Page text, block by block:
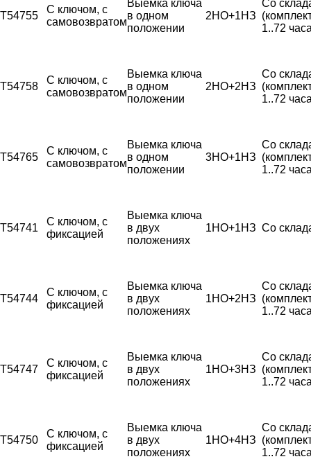
T54755
С ключом, с
самовозвратом
Выемка ключа
в одном
положении
2НО+1НЗ
Со
1..72
T54758
С ключом, с
самовозвратом
Выемка ключа
в одном
положении
2НО+2НЗ
Со
1..72
T54765
С ключом, с
самовозвратом
Выемка ключа
в одном
положении
3НО+1НЗ
Со
1..72
T54741
С ключом, с
фиксацией
Выемка ключа
в двух
положениях
1НО+1НЗ Со
T54744
С ключом, с
фиксацией
Выемка ключа
в двух
положениях
1НО+2НЗ
Со
1..72
T54747
С ключом, с
фиксацией
Выемка ключа
в двух
положениях
1НО+3НЗ
Со
1..72
T54750
С ключом, с
фиксацией
Выемка ключа
в двух
положениях
1НО+4НЗ
Со
1..72